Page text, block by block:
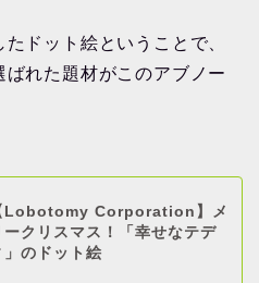
ドット絵ということで、
れた題材がこのアブノー
Lobotomy Corporation】メ
ークリスマス！「幸せなテデ
」のドット絵